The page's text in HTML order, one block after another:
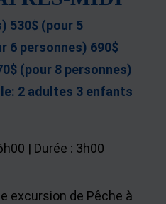
530$ (pour 5
6 personnes) 690$
(pour 8 personnes)
2 adultes 3 enfants
| Durée : 3h00
excursion de Pêche à